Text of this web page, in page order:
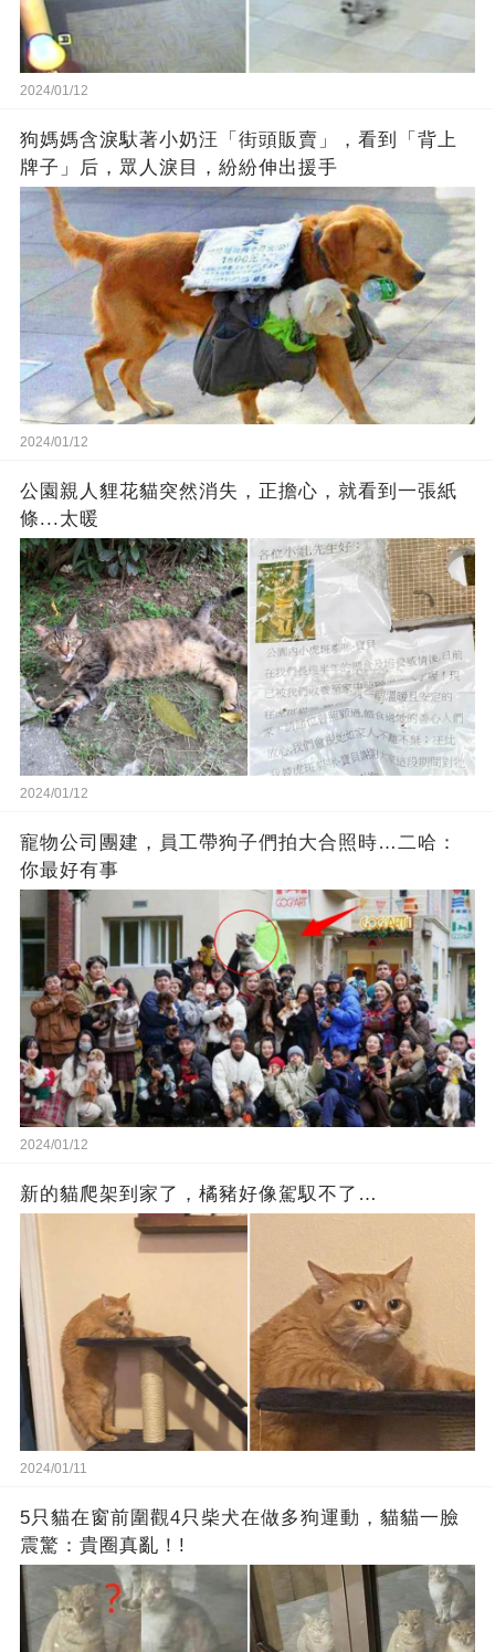
2024/01/12
狗媽媽含淚馱著小奶汪「街頭販賣」，看到「背上
牌子」后，眾人淚目，紛紛伸出援手
2024/01/12
公園親人貍花貓突然消失，正擔心，就看到一張紙
條...太暖
2024/01/12
寵物公司團建，員工帶狗子們拍大合照時…二哈：
你最好有事
2024/01/12
新的貓爬架到家了，橘豬好像駕馭不了…
2024/01/11
5只貓在窗前圍觀4只柴犬在做多狗運動，貓貓一臉
震驚：貴圈真亂！!